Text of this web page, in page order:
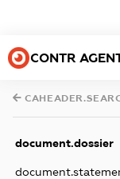
CONTR
document.dossier